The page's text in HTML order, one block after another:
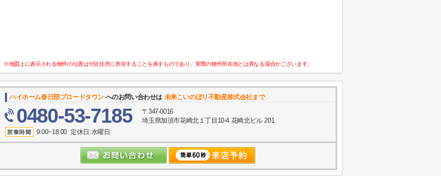
※地図上に表示される物件の位置は付近住所に所在することを表すものであり、実際の物件所在地とは異なる場合がございます。
ハイホーム春日部ブロードタウン へのお問い合わせは 未来こいのぼり不動産株式会社まで
0480-53-7185
〒347-0016
埼玉県加須市花崎北１丁目10-4 花崎北ビル 201
9:00~18:00 定休日:水曜日